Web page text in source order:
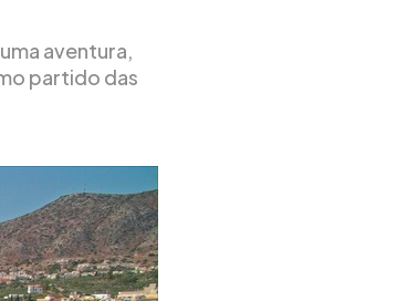
aventura,
partido das